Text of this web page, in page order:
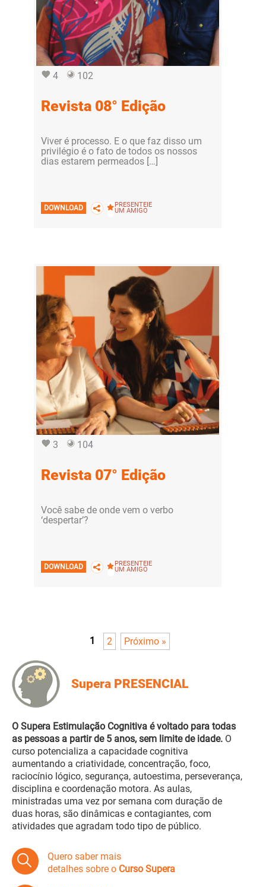
4 102
Revista 08° Edição
Viver é processo. E o que faz disso um
privilégio é o fato de todos os nossos
dias estarem permeados […]
DOWNLOAD PRESENTEIE
UM AMIGO
3 104
Revista 07° Edição
Você sabe de onde vem o verbo
‘despertar’?
DOWNLOAD PRESENTEIE
UM AMIGO
1 2 Próximo »
Supera PRESENCIAL
O Supera Estimulação Cognitiva é voltado para todas
as pessoas a partir de 5 anos, sem limite de idade. O
curso potencializa a capacidade cognitiva
aumentando a criatividade, concentração, foco,
raciocínio lógico, segurança, autoestima, perseverança,
disciplina e coordenação motora. As aulas,
ministradas uma vez por semana com duração de
duas horas, são dinâmicas e contagiantes, com
atividades que agradam todo tipo de público.
Quero saber mais
detalhes sobre o Curso Supera